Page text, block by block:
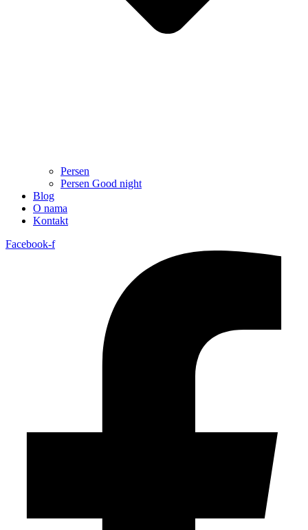
Persen
Persen Good night
Blog
O nama
Kontakt
Facebook-f